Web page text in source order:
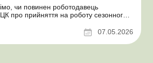
чи повинен роботодавець
про прийняття на роботу сезонного
приймає працівників на сезонні
штрафні санкції за порушення
військового обліку в
07.05.2026